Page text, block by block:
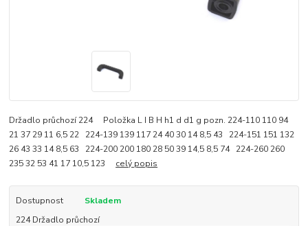
Držadlo průchozí 224 Položka L I B H h1 d d1 g pozn. 224-110 110 94
21 37 29 11 6,5 22 224-139 139 117 24 40 30 14 8,5 43 224-151 151 132
26 43 33 14 8,5 63 224-200 200 180 28 50 39 14,5 8,5 74 224-260 260
235 32 53 41 17 10,5 123 celý popis
Dostupnost
Skladem
224 Držadlo průchozí